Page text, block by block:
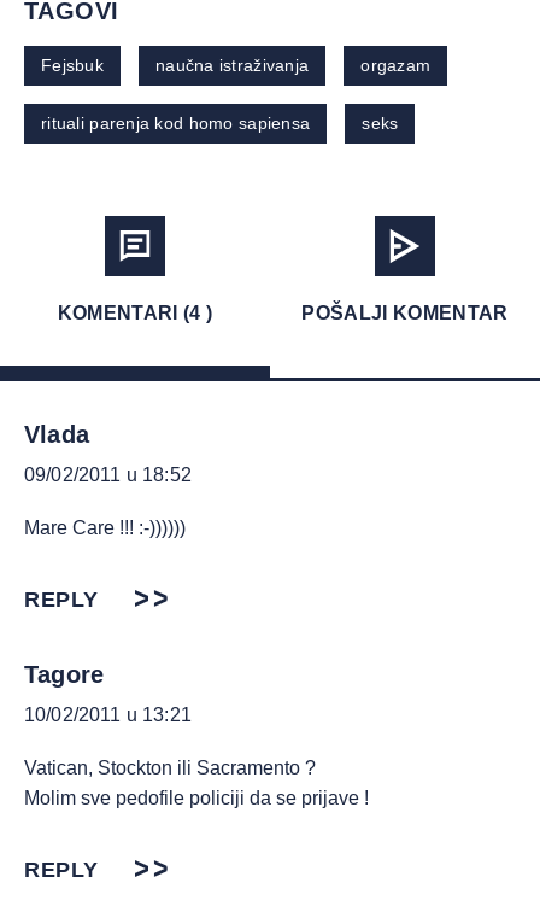
TAGOVI
Fejsbuk naučna istraživanja orgazam
rituali parenja kod homo sapiensa seks
KOMENTARI (4 ) POŠALJI KOMENTAR
Vlada
09/02/2011 u 18:52
Mare Care !!! :-))))))
REPLY
Tagore
10/02/2011 u 13:21
Vatican, Stockton ili Sacramento ?
Molim sve pedofile policiji da se prijave !
REPLY